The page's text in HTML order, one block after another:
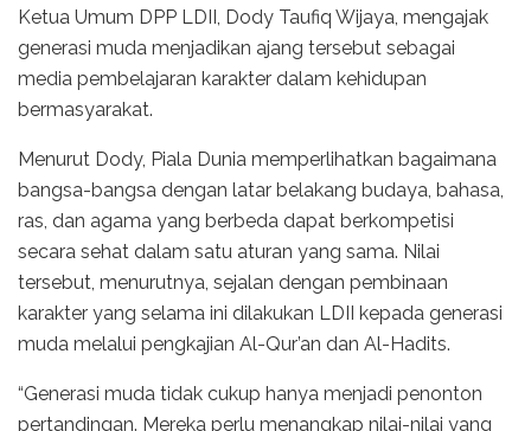
Ketua Umum DPP LDII, Dody Taufiq Wijaya, mengajak
generasi muda menjadikan ajang tersebut sebagai
media pembelajaran karakter dalam kehidupan
bermasyarakat.
Menurut Dody, Piala Dunia memperlihatkan bagaimana
bangsa-bangsa dengan latar belakang budaya, bahasa,
ras, dan agama yang berbeda dapat berkompetisi
secara sehat dalam satu aturan yang sama. Nilai
tersebut, menurutnya, sejalan dengan pembinaan
karakter yang selama ini dilakukan LDII kepada generasi
muda melalui pengkajian Al-Qur’an dan Al-Hadits.
“Generasi muda tidak cukup hanya menjadi penonton
pertandingan. Mereka perlu menangkap nilai-nilai yang